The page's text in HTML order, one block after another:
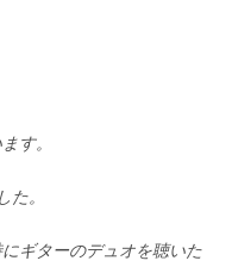
す。
。
ギターのデュオを聴いた